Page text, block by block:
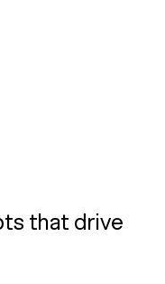
that drive